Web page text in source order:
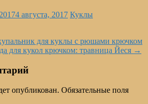
4 августа, 2017 Куклы
для куклы с рюшами крючком
для кукол крючком: травница Йеся →
опубликован. Обязательные поля